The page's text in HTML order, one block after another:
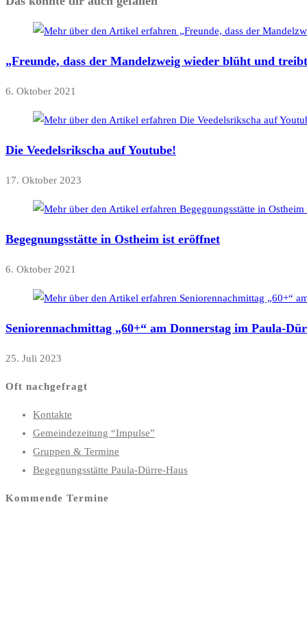
„Freunde, dass der Mandelzweig wieder blüht und
6. Oktober 2021
Die Veedelsrikscha auf Youtube!
17. Oktober 2023
Begegnungsstätte in Ostheim ist eröffnet
6. Oktober 2021
Seniorennachmittag „60+“ am Donnerstag im Paula-
25. Juli 2023
Oft nachgefragt
Kontakte
Gemeindezeitung “Impulse”
Gruppen & Termine
Begegnungsstätte Paula-Dürre-Haus
Kommende Termine